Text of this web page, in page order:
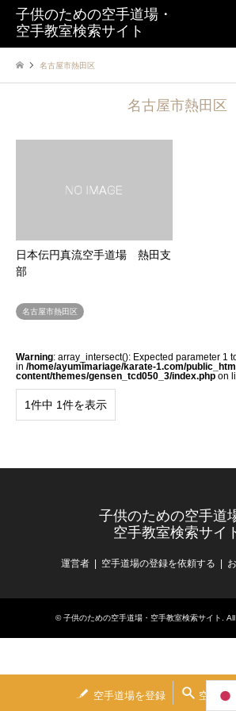
子供のための空手道場・
空手教室検索サイト
名古屋市熱田区
名古屋市熱田区
日本伝円真流空手道場 熱田支
部
名古屋市熱田区
Warning: array_intersect(): Expected parameter 1
in /home/ayumimariage/karate-1.com/
content/themes/gensen_tcd050_3/index.php on
1件中 1件を表示
空手道場を登録 空手道
子供のための空手道
空手教室検索サイ
運営者 空手道場の登録を依頼する
©子供のための空手道場・空手教室検索サイト .